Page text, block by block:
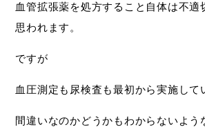
血管拡張薬を処方すること自体は不適
思われます。
ですが
血圧測定も尿検査も最初から実施して
間違いなのかどうかもわからないよう